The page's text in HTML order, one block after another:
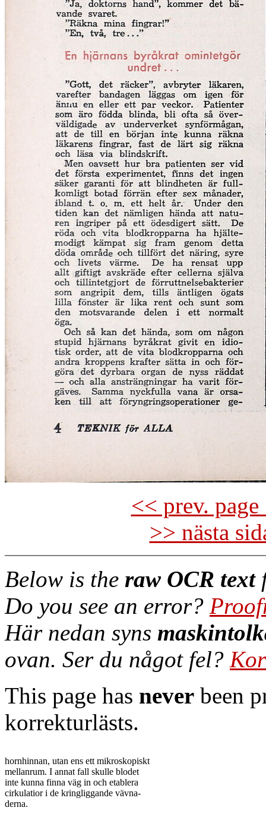
<< prev.
>> nästa
Below is the raw OCR text
Do you see an error?
Här nedan syns
ovan. Ser du något fel?
This page has never been
korrekturlästs.
hornhinnan, utan ens ett mikroskopiskt
mellanrum. I annat fall skulle blodet
inte kunna finna väg in och etablera
cirkulatior i de kringliggande vävna-
derna.